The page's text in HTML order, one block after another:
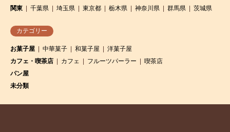
関東
千葉県 埼玉県 東京都 栃木県 神奈川県 群馬県 茨城県
カテゴリー
お菓子屋 中華菓子 和菓子屋
洋菓子屋
カフェ・喫茶店
カフェ フルーツパーラー
喫茶店
パン屋
未分類